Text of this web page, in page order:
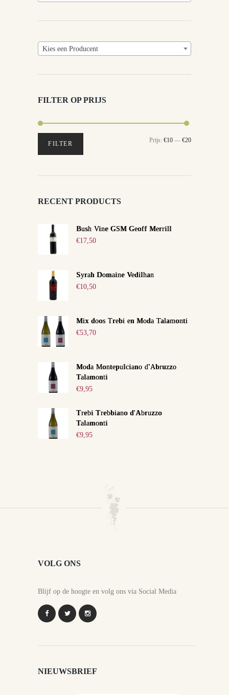
Kies een Producent
FILTER OP PRIJS
Min.
Max.
FILTER Prijs: €10 — €20
RECENT PRODUCTS
Bush Vine GSM Geoff Merrill
€17,50
Syrah Domaine Vedilhan
€10,50
Mix doos Trebi en Moda Talamonti
€53,70
Moda Montepulciano d'Abruzzo
Talamonti
€9,95
Trebi Trebbiano d'Abruzzo
Talamonti
€9,95
VOLG ONS
Blijf op de hoogte en volg ons via Social Media
NIEUWSBRIEF